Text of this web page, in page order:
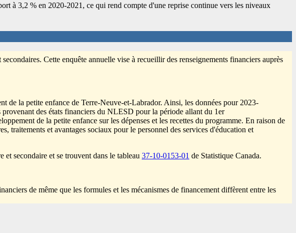
à 3,2 % en 2020-2021, ce qui rend compte d'une reprise continue vers les niveaux
Cette enquête annuelle vise à recueillir des renseignements financiers auprès
la petite enfance de Terre-Neuve-et-Labrador. Ainsi, les données pour 2023-
des états financiers du NLESD pour la période allant du 1er
de la petite enfance sur les dépenses et les recettes du programme. En raison de
traitements et avantages sociaux pour le personnel des services d'éducation et
secondaire et se trouvent dans le tableau 37-10-0153-01 de Statistique Canada.
de même que les formules et les mécanismes de financement diffèrent entre les